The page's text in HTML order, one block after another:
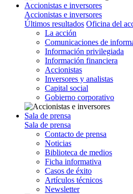
Accionistas e inversores
Accionistas e inversores
Últimos resultados Oficina del
La acción
Comunicaciones de
Información privilegiada
Información financiera
Accionistas
Inversores y analistas
Capital social
Gobierno corporativo
Sala de prensa
Sala de prensa
Contacto de prensa
Noticias
Biblioteca de medios
Ficha informativa
Casos de éxito
Artículos técnicos
Newsletter